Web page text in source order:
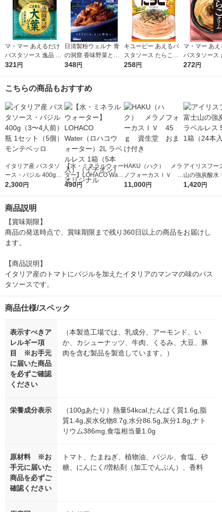
マ・マー あえるだけ
パスタソース 逸品 ご
ま香る大葉ソース ＜1
321円
日清製粉ウェルナ 青
の洞窟 香味野菜とハ
ーブ引き立つボロネー
348円
キユーピー あえるパ
スタソース たらこ（1
人前×2）1個
258円
マ・マー あ
パスタソース
クリーム 生風
272円
こちらの商品もおすすめ
イタリア産 パスタソ
ース・バジル 400g
（3〜4人前） 瓶 1セ
2,300円
【水・ミネラルウォー
ター】LOHACO Wate
r（ロハコウォータ
490円
HAKU（ハク） メラ
ノフォーカスＩＶ 4
5ｇ 資生堂 おまけ
11,000円
アイリスフー
山の強炭酸水
レス 500ml 1
1,420円
商品説明
【賞味期限】
商品の発送時点で、賞味期限まで残り360日以上の商品をお届けし
ます。
【商品説明】
イタリア産のトマトにバジルを加えたイタリアのマンマの味のパス
タソースです。
商品仕様/スペック
表示すべきア
レルギー項
目 ※お手元
に届いた商品
を必ずご確認
ください
（本製造工場では、乳成分、アーモンド、い
か、カシューナッツ、牛肉、くるみ、大豆、豚
肉を含む製品を製造しています。）
栄養成分表示
（100gあたり）熱量54kcal,たんぱく質1.6g,脂
質1.4g,炭水化物8.7g,水分86.5g,灰分1.8g,ナト
リウム386mg,食塩相当量1.0g
原材料 ※お
手元に届いた
商品を必ずご
確認ください
トマト、たまねぎ、植物油、バジル、食塩、砂
糖、にんにく/増粘剤（加工でんぷん）、香料